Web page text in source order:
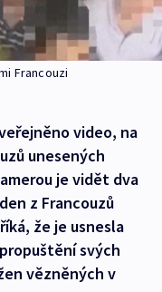
Francouzi
video, na
unesených
je vidět dva
z Francouzů
že je usnesla
svých
vězněných v